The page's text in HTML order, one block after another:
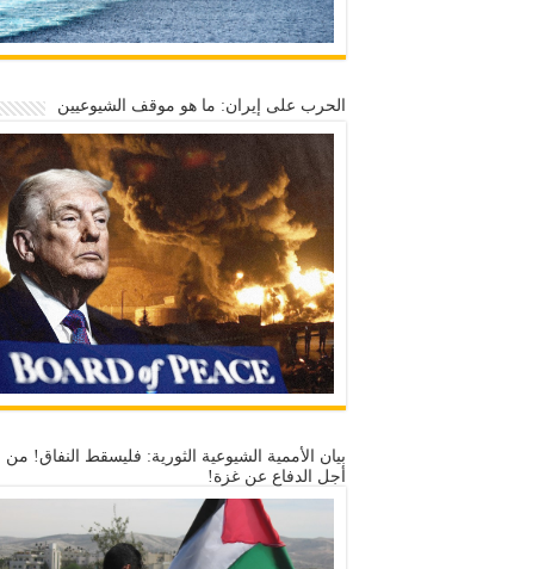
الحرب على إيران: ما هو موقف الشيوعيين
بيان الأممية الشيوعية الثورية: فليسقط النفاق! من
أجل الدفاع عن غزة!